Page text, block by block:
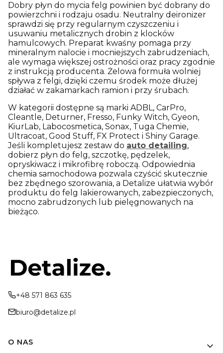
Dobry płyn do mycia felg powinien być dobrany do
powierzchni i rodzaju osadu. Neutralny deironizer
sprawdzi się przy regularnym czyszczeniu i
usuwaniu metalicznych drobin z klocków
hamulcowych. Preparat kwaśny pomaga przy
mineralnym nalocie i mocniejszych zabrudzeniach,
ale wymaga większej ostrożności oraz pracy zgodnie
z instrukcją producenta. Żelowa formuła wolniej
spływa z felgi, dzięki czemu środek może dłużej
działać w zakamarkach ramion i przy śrubach.
W kategorii dostępne są marki ADBL, CarPro,
Cleantle, Deturner, Fresso, Funky Witch, Gyeon,
KiurLab, Labocosmetica, Sonax, Tuga Chemie,
Ultracoat, Good Stuff, FX Protect i Shiny Garage.
Jeśli kompletujesz zestaw do auto detailing,
dobierz płyn do felg, szczotkę, pędzelek,
opryskiwacz i mikrofibrę roboczą. Odpowiednia
chemia samochodowa pozwala czyścić skutecznie
bez zbędnego szorowania, a Detalize ułatwia wybór
produktu do felg lakierowanych, zabezpieczonych,
mocno zabrudzonych lub pielęgnowanych na
bieżąco.
+48 571 863 635
biuro@detalize.pl
Linki w stopce
O NAS